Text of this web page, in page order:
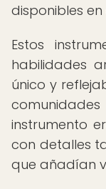
disponibles
Estos
habilidades
único y
instrumento
con detalles
que añadían